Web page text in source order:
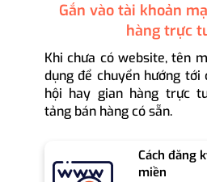
Gắn vào tài khoản
hàng trực
Khi chưa có website, tên
dụng để chuyển hướng tới
hội hay gian hàng trực
tảng bán hàng có sẵn.
Cách đăng
miền